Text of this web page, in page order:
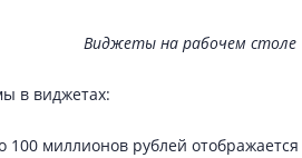
Виджеты на рабочем столе
в виджетах:
100 миллионов рублей